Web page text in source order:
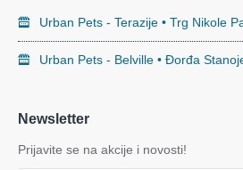
Urban Pets - Terazije • Trg Nikole
Urban Pets - Belville • Đorđa
Newsletter
Prijavite se na akcije i novosti!